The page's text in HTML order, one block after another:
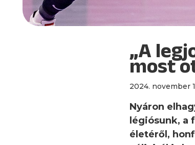
„A
most
2024. november
Nyáron
légiósunk, a
életéről,